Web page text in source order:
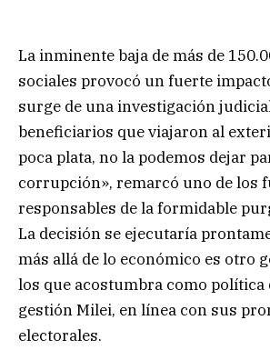
La inminente baja de más de
sociales provocó un fuerte
surge de una investigación
beneficiarios que viajaron al
poca plata, no la podemos dejar
corrupción», remarcó uno de los
responsables de la formidable
La decisión se ejecutaría
más allá de lo económico es otro
los que acostumbra como política
gestión Milei, en línea con sus
electorales.